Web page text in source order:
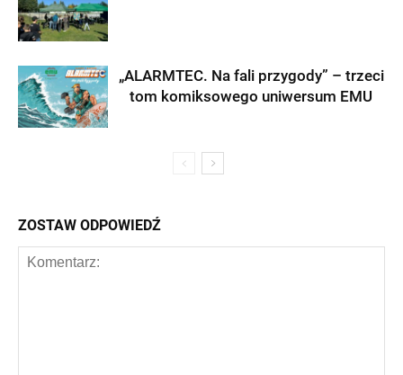
„ALARMTEC. Na fali przygody” – trzeci
tom komiksowego uniwersum EMU
ZOSTAW ODPOWIEDŹ